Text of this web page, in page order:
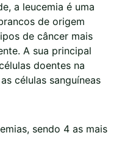
a leucemia é uma
de origem
de câncer mais
A sua principal
doentes na
células sanguíneas
sendo 4 as mais